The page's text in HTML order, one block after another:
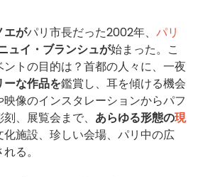
エがパリ市長だった2002年、 パリ
ュイ・ブランシュが始まった。こ
トの目的は？首都の人々に、一夜
ーな作品を鑑賞し、耳を傾ける機会
像のインスタレーションからパフ
、展覧会まで、 あらゆる形態の現
化施設、珍しい会場、パリ中の広
る。